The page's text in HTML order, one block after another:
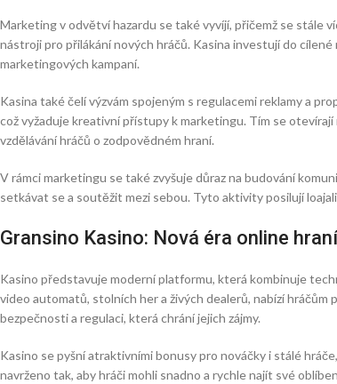
Marketing v odvětví hazardu se také vyvíjí, přičemž se stále
nástroji pro přilákání nových hráčů. Kasina investují do
marketingových kampaní.
Kasina také čelí výzvám spojeným s regulacemi reklamy a
což vyžaduje kreativní přístupy k marketingu. Tím se
vzdělávání hráčů o zodpovědném hraní.
V rámci marketingu se také zvyšuje důraz na budování
setkávat se a soutěžit mezi sebou. Tyto aktivity posilují
Gransino Kasino: Nová éra online hraní
Kasino představuje moderní platformu, která kombinuje
video automatů, stolních her a živých dealerů, nabízí
bezpečnosti a regulaci, která chrání jejich zájmy.
Kasino se pyšní atraktivními bonusy pro nováčky i stálé
navrženo tak, aby hráči mohli snadno a rychle najít své